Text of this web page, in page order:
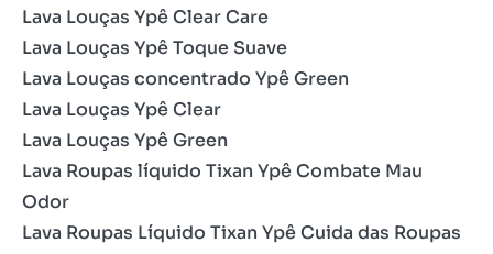
Lava Louças Ypê Clear Care
Lava Louças Ypê Toque Suave
Lava Louças concentrado Ypê Green
Lava Louças Ypê Clear
Lava Louças Ypê Green
Lava Roupas líquido Tixan Ypê Combate Mau
Odor
Lava Roupas Líquido Tixan Ypê Cuida das Roupas